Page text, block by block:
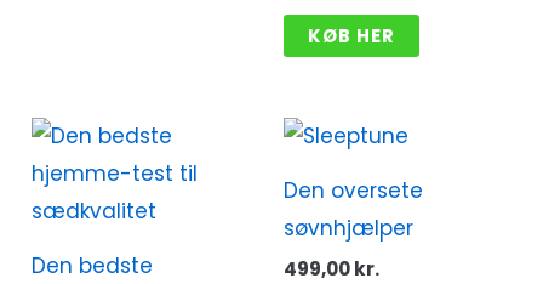
KØB HER
Den bedste
Den oversete
søvnhjælper
499,00kr.